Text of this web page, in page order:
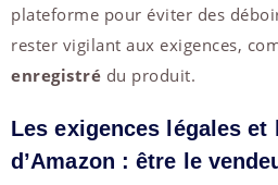
plateforme pour éviter des
rester vigilant aux exigences,
enregistré du produit.
Les exigences légales et
d’Amazon : être le